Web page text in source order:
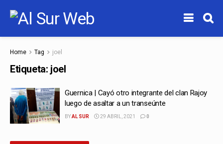
Home Tag joel
Etiqueta: joel
Guernica | Cayó otro integrante del clan Rajoy
luego de asaltar a un transeúnte
BYAL SUR 29 ABRIL, 2021 0